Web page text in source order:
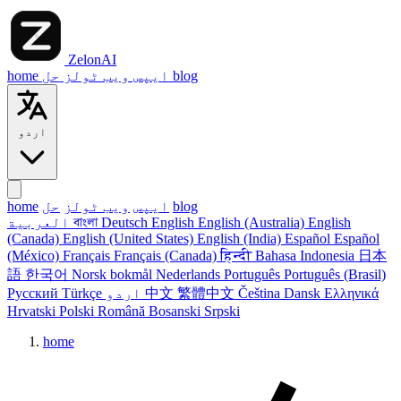
ZelonAI
home
ایپس ویب ٹولز blog
اردو
home ایپس ویب ٹولز حل
blog
العربيةবাংলাDeutsch English English (Australia) English
(Canada) English (United States) English (India) Español Español
(México) Français Français (Canada)हिन्दीBahasa Indonesia 日本
語 한국어 Norsk bokmål Nederlands Português Português (Brasil)
Русский Türkçe 中文 繁體中文 Čeština Dansk Ελληνικά
Hrvatski Polski Română Bosanski Srpski
home